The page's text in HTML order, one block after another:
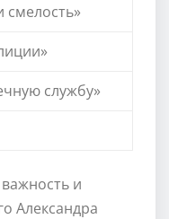
смелость»
службу»
и
Александра